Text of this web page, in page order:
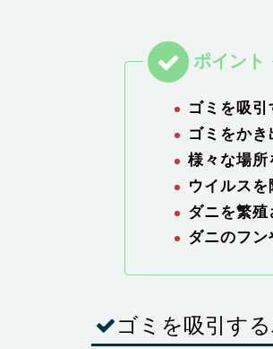
ゴミを吸
ゴミをか
様々な場所
ウイルス
ダニを繁
ダニのフ
ゴミを吸引す